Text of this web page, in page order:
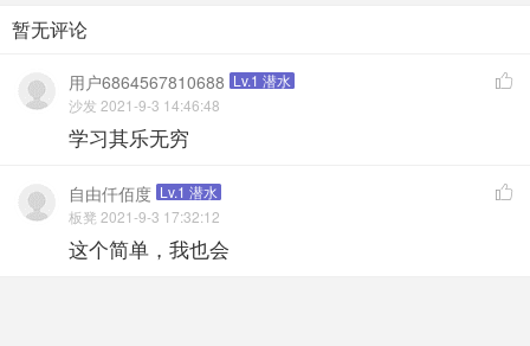
暂无评论

用户6864567810688 Lv.1 潜水
沙发 2021-9-3 14:46:48
学习其乐无穷

自由仟佰度 Lv.1 潜水
板凳 2021-9-3 17:32:12
这个简单，我也会